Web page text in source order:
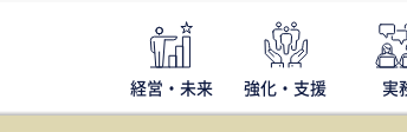
経営・未来 強化・支援 実